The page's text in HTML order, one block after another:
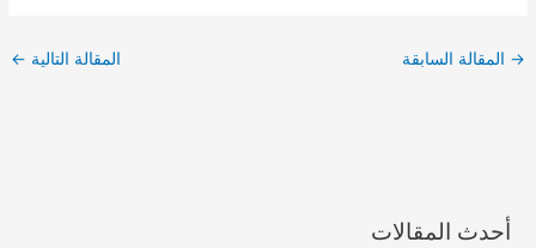
→ المقالة السابقة المقالة التالية ←
أحدث المقالات